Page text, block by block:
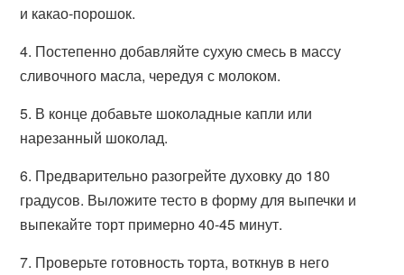
и какао-порошок.
4. Постепенно добавляйте сухую смесь в массу
сливочного масла, чередуя с молоком.
5. В конце добавьте шоколадные капли или
нарезанный шоколад.
6. Предварительно разогрейте духовку до 180
градусов. Выложите тесто в форму для выпечки и
выпекайте торт примерно 40-45 минут.
7. Проверьте готовность торта, воткнув в него